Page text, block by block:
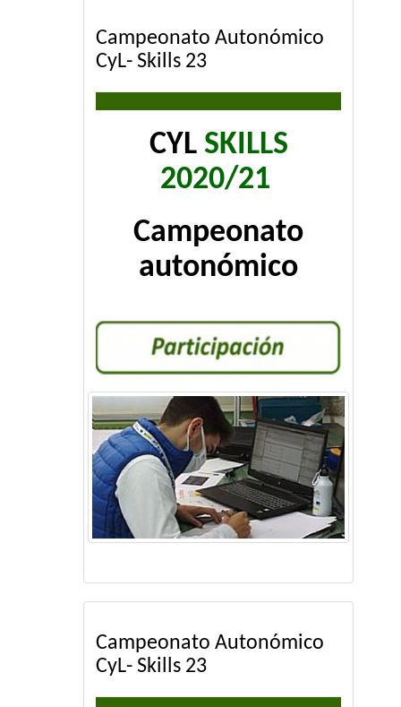
Campeonato Autonómico
CyL- Skills 23
CYL SKILLS
2020/21
Campeonato
autonómico
Campeonato Autonómico
CyL- Skills 23